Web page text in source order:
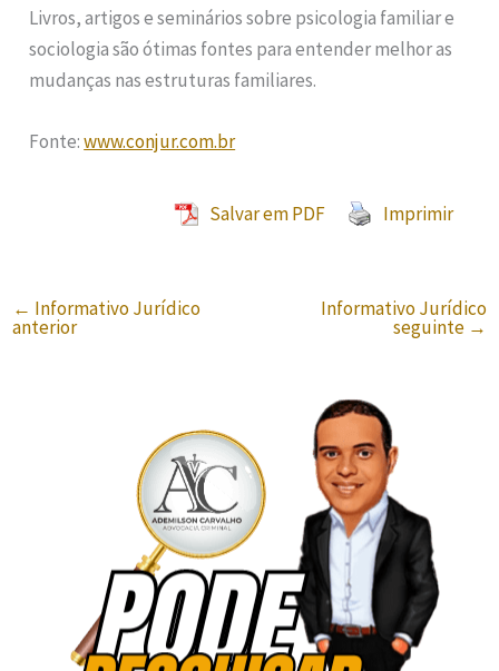
Livros, artigos e seminários sobre psicologia familiar e
sociologia são ótimas fontes para entender melhor as
mudanças nas estruturas familiares.
Fonte:www.conjur.com.br
Salvar em PDF Imprimir
← Informativo Jurídico
anterior
Informativo Jurídico
seguinte →